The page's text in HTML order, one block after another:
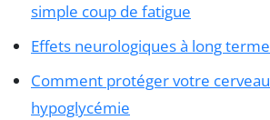
simple coup de fatigue
Effets neurologiques à long
Comment protéger votre
hypoglycémie